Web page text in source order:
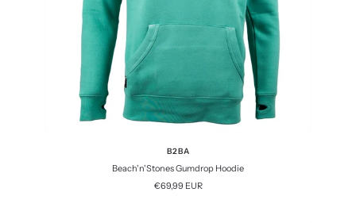
B2BA
Beach'n'Stones Gumdrop Hoodie
Angebotspreis
€69,99 EUR